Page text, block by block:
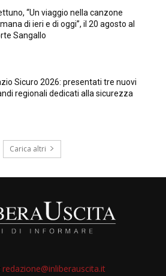
“Un viaggio nella canzone
di ieri e di oggi”, il 20 agosto al
Sangallo
Sicuro 2026: presentati tre nuovi
regionali dedicati alla sicurezza
Carica altri
redazione@inliberauscita.it